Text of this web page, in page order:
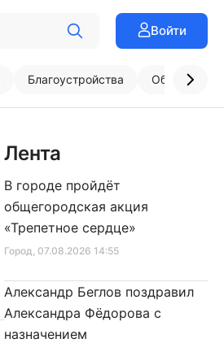
Войти
Благоустройства
Лента
Город, 07.08.2026 14:55
В городе пройдёт
общегородская акция
«Трепетное сердце»
Александр Беглов поздравил
Александра Фёдорова с
назначением